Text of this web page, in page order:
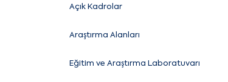
Açık Kadrolar
Araştırma Alanları
Eğitim ve Araştırma Laboratuvarı